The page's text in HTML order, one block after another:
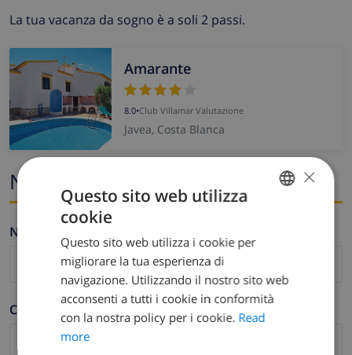
La tua vacanza da sogno è a soli 2 passi.
Amarante
8.0•Club Villamar Valutazione
Javea, Costa Blanca
Nome ed e-mail
Nome *
Cognome *
DUTCH
SPANISH
GERMAN
×
Questo sito web utilizza
cookie
Questo sito web utilizza i cookie per
migliorare la tua esperienza di
navigazione. Utilizzando il nostro sito web
acconsenti a tutti i cookie in conformità
con la nostra policy per i cookie. Read
more